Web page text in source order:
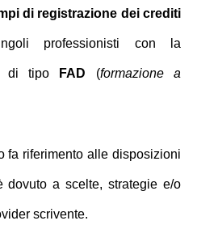
di registrazione dei crediti
professionisti con la
di tipo FAD (formazione a
fa riferimento alle disposizioni
dovuto a scelte, strategie e/o
scrivente.